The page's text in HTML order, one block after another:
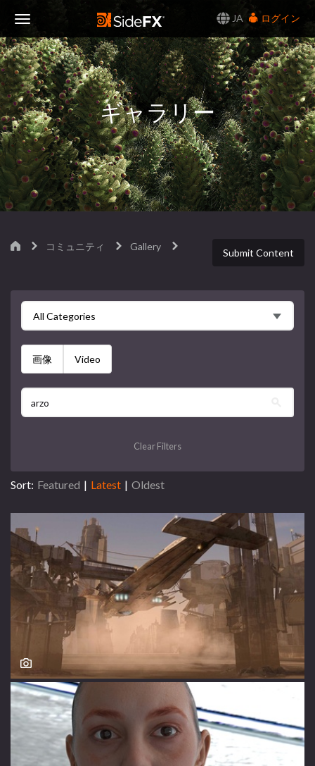
JA
ログイン
Navigation
ギャラリー
Submit Content
コミュニティ Gallery
All Categories
画像 Video
Clear Filters
Sort: Featured | Latest | Oldest